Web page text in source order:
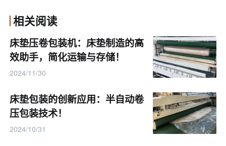
相关阅读
床垫压卷包装机：床垫制造的高
效助手，简化运输与存储！
2024/11/30
床垫包装的创新应用：半自动卷
压包装技术！
2024/10/31